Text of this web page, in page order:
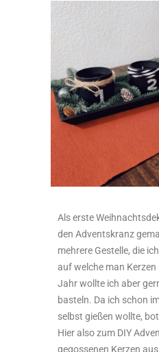
Als erste
den Adventskranz
mehrere Gestelle, die
auf welche man
Jahr wollte ich aber
basteln. Da ich schon
selbst gießen wollte,
Hier also zum DIY
gegossenen Kerzen